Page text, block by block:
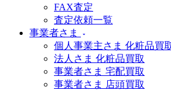
FAX査定
査定依頼一覧
事業者さま
個人事業主さま 化粧品買
法人さま 化粧品買取
事業者さま 宅配買取
事業者さま 店頭買取